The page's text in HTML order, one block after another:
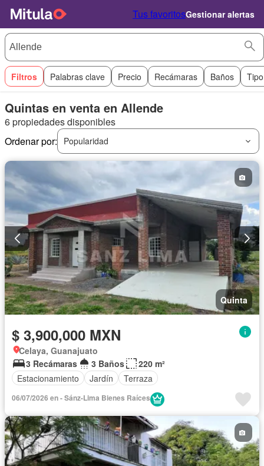
Tus favoritosGestionar alertas
Filtros Palabras clave Precio Recámaras Baños
Quintas en venta en Allende
6 propiedades disponibles
Ordenar por:
Popularidad
Quinta
$ 3,900,000 MXN
Celaya, Guanajuato
3 Recámaras
3 Baños
220 m²
Estacionamiento
Jardín Terraza
06/07/2026 en - Sánz-Lima Bienes Raíces